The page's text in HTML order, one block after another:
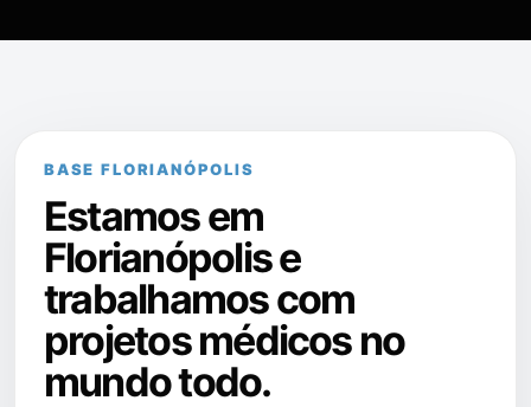
BASE FLORIANÓPOLIS
Estamos em
Florianópolis e
trabalhamos com
projetos médicos no
mundo todo.